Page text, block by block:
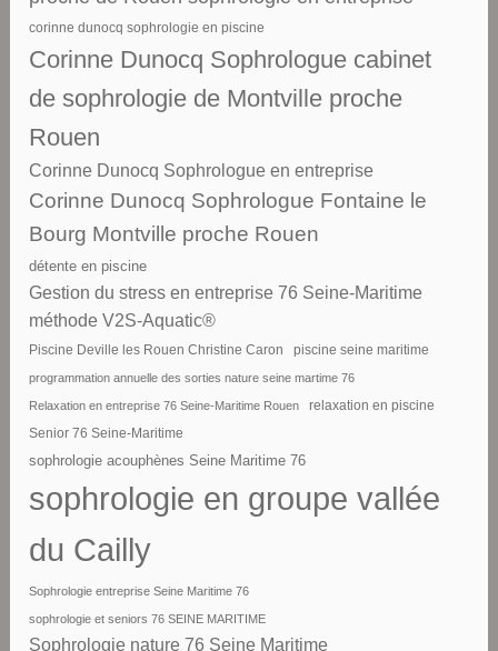
corinne dunocq sophrologie en piscine
Corinne Dunocq Sophrologue cabinet
de sophrologie de Montville proche
Rouen
Corinne Dunocq Sophrologue en entreprise
Corinne Dunocq Sophrologue Fontaine le
Bourg Montville proche Rouen
détente en piscine
Gestion du stress en entreprise 76 Seine-Maritime
méthode V2S-Aquatic®
Piscine Deville les Rouen Christine Caron piscine seine maritime
programmation annuelle des sorties nature seine martime 76
Relaxation en entreprise 76 Seine-Maritime Rouen relaxation en piscine
Senior 76 Seine-Maritime
sophrologie acouphènes Seine Maritime 76
sophrologie en groupe vallée
du Cailly
Sophrologie entreprise Seine Maritime 76
sophrologie et seniors 76 SEINE MARITIME
Sophrologie nature 76 Seine Maritime